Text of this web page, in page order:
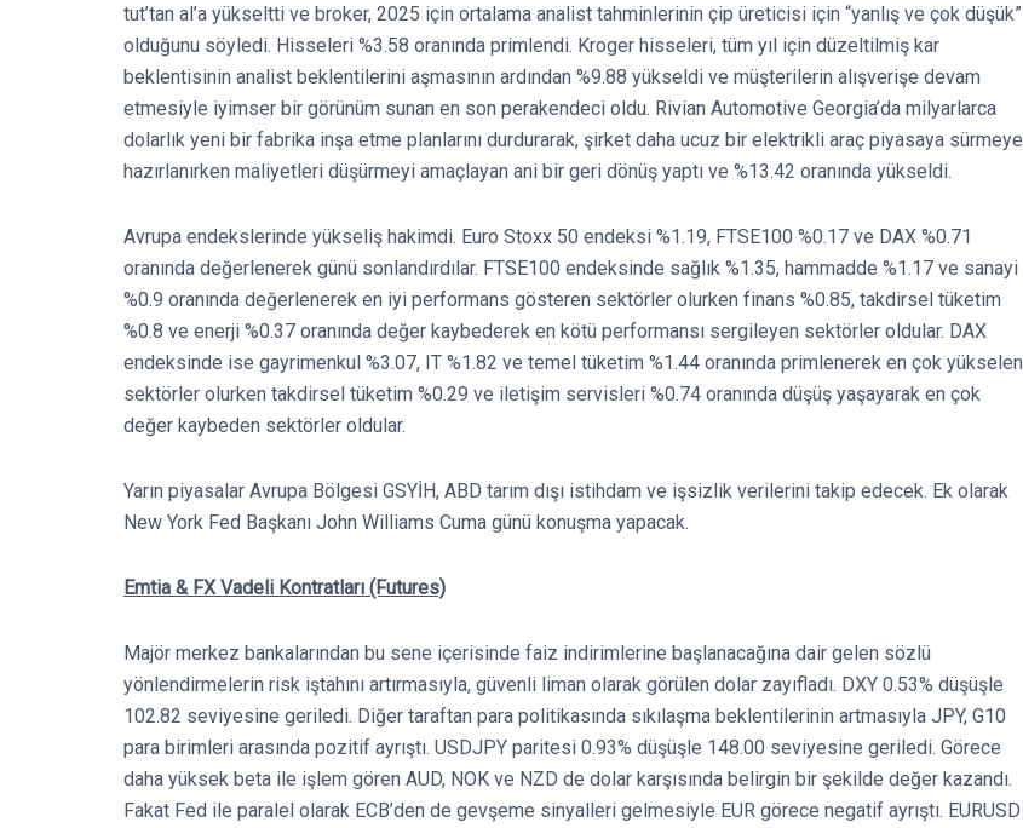
tut’tan al’a yükseltti ve broker, 2025 için ortalama analist tahminlerinin çip üreticisi için “yanlış ve çok düşük”
olduğunu söyledi. Hisseleri %3.58 oranında primlendi. Kroger hisseleri, tüm yıl için düzeltilmiş kar
beklentisinin analist beklentilerini aşmasının ardından %9.88 yükseldi ve müşterilerin alışverişe devam
etmesiyle iyimser bir görünüm sunan en son perakendeci oldu. Rivian Automotive Georgia’da milyarlarca
dolarlık yeni bir fabrika inşa etme planlarını durdurarak, şirket daha ucuz bir elektrikli araç piyasaya sürmeye
hazırlanırken maliyetleri düşürmeyi amaçlayan ani bir geri dönüş yaptı ve %13.42 oranında yükseldi.
Avrupa endekslerinde yükseliş hakimdi. Euro Stoxx 50 endeksi %1.19, FTSE100 %0.17 ve DAX %0.71
oranında değerlenerek günü sonlandırdılar. FTSE100 endeksinde sağlık %1.35, hammadde %1.17 ve sanayi
%0.9 oranında değerlenerek en iyi performans gösteren sektörler olurken finans %0.85, takdirsel tüketim
%0.8 ve enerji %0.37 oranında değer kaybederek en kötü performansı sergileyen sektörler oldular. DAX
endeksinde ise gayrimenkul %3.07, IT %1.82 ve temel tüketim %1.44 oranında primlenerek en çok yükselen
sektörler olurken takdirsel tüketim %0.29 ve iletişim servisleri %0.74 oranında düşüş yaşayarak en çok
değer kaybeden sektörler oldular.
Yarın piyasalar Avrupa Bölgesi GSYİH, ABD tarım dışı istihdam ve işsizlik verilerini takip edecek. Ek olarak
New York Fed Başkanı John Williams Cuma günü konuşma yapacak.
Emtia & FX Vadeli Kontratları (Futures)
Majör merkez bankalarından bu sene içerisinde faiz indirimlerine başlanacağına dair gelen sözlü
yönlendirmelerin risk iştahını artırmasıyla, güvenli liman olarak görülen dolar zayıfladı. DXY 0.53% düşüşle
102.82 seviyesine geriledi. Diğer taraftan para politikasında sıkılaşma beklentilerinin artmasıyla JPY, G10
para birimleri arasında pozitif ayrıştı. USDJPY paritesi 0.93% düşüşle 148.00 seviyesine geriledi. Görece
daha yüksek beta ile işlem gören AUD, NOK ve NZD de dolar karşısında belirgin bir şekilde değer kazandı.
Fakat Fed ile paralel olarak ECB’den de gevşeme sinyalleri gelmesiyle EUR görece negatif ayrıştı. EURUSD